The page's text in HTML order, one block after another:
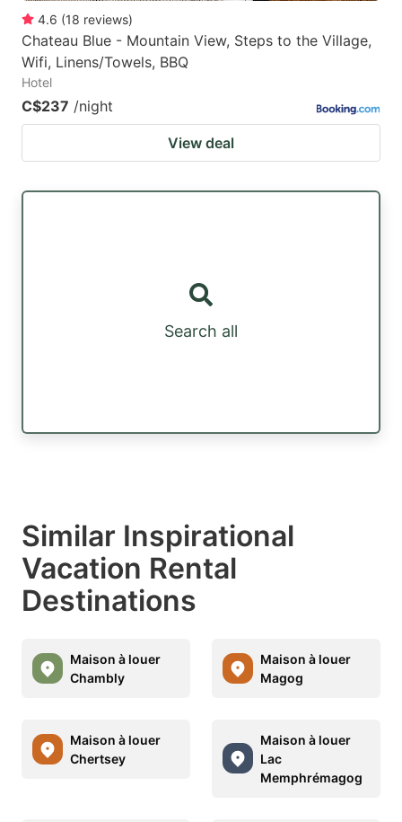
4.6 (18 reviews)
Chateau Blue - Mountain View, Steps to the Village,
Wifi, Linens/Towels, BBQ
Hotel
C$237 /night
View deal
Search all
Similar Inspirational
Vacation Rental
Destinations
Maison à louer
Chambly
Maison à louer
Magog
Maison à louer
Chertsey
Maison à louer
Lac
Memphrémagog